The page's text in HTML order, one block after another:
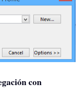
con